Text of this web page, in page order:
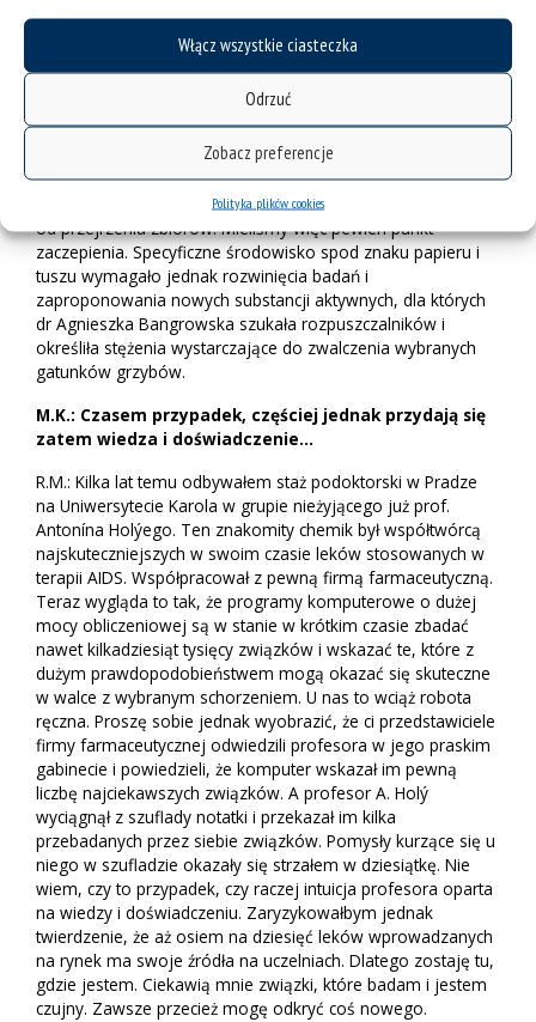
Włącz wszystkie ciasteczka
Odrzuć
Zobacz preferencje
Polityka plików cookies
zainteresowanymi właśnie takim środkiem grzybobójczym.
Jak widać, nie zawsze droga od projektu do wdrożenia jest
długa.
M.K.: Lepiej zaprojektować nowy związek czy
R.M.: Kiedyś zajmowałem się badaniem substancji o
działaniu przeciwdrobnoustrojowym. Jasne, że lepiej zacząć
od przejrzenia zbiorów. Mieliśmy więc pewien punkt
zaczepienia. Specyficzne środowisko spod znaku papieru i
tuszu wymagało jednak rozwinięcia badań i
zaproponowania nowych substancji aktywnych, dla których
dr Agnieszka Bangrowska szukała rozpuszczalników i
określiła stężenia wystarczające do zwalczenia wybranych
gatunków grzybów.
M.K.: Czasem przypadek, częściej jednak przydają się
zatem wiedza i doświadczenie…
R.M.: Kilka lat temu odbywałem staż podoktorski w Pradze
na Uniwersytecie Karola w grupie nieżyjącego już prof.
Antonína Holýego. Ten znakomity chemik był współtwórcą
najskuteczniejszych w swoim czasie leków stosowanych w
terapii AIDS. Współpracował z pewną firmą farmaceutyczną.
Teraz wygląda to tak, że programy komputerowe o dużej
mocy obliczeniowej są w stanie w krótkim czasie zbadać
nawet kilkadziesiąt tysięcy związków i wskazać te, które z
dużym prawdopodobieństwem mogą okazać się skuteczne
w walce z wybranym schorzeniem. U nas to wciąż robota
ręczna. Proszę sobie jednak wyobrazić, że ci przedstawiciele
firmy farmaceutycznej odwiedzili profesora w jego praskim
gabinecie i powiedzieli, że komputer wskazał im pewną
liczbę najciekawszych związków. A profesor A. Holý
wyciągnął z szuflady notatki i przekazał im kilka
przebadanych przez siebie związków. Pomysły kurzące się u
niego w szufladzie okazały się strzałem w dziesiątkę. Nie
wiem, czy to przypadek, czy raczej intuicja profesora oparta
na wiedzy i doświadczeniu. Zaryzykowałbym jednak
twierdzenie, że aż osiem na dziesięć leków wprowadzanych
na rynek ma swoje źródła na uczelniach. Dlatego zostaję tu,
gdzie jestem. Ciekawią mnie związki, które badam i jestem
czujny. Zawsze przecież mogę odkryć coś nowego.